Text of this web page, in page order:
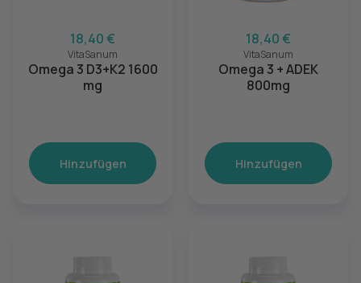
18,40 €
VitaSanum
Omega 3 D3+K2 1600
mg
Hinzufügen
18,40 €
VitaSanum
Omega 3 + ADEK
800mg
Hinzufügen